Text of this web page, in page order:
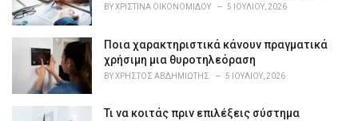
e
BYΧΡΙΣΤΊΝΑ ΟΙΚΟΝΟΜΊΔΟΥ 5 ΙΟΥΛΊΟΥ, 2026
Ποια χαρακτηριστικά κάνουν πραγματικά
χρήσιμη μια θυροτηλεόραση
BYΧΡΉΣΤΟΣ ΑΒΔΗΜΙΏΤΗΣ 5 ΙΟΥΛΊΟΥ, 2026
Τι να κοιτάς πριν επιλέξεις σύστημα